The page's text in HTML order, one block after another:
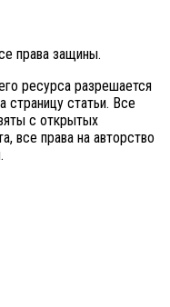
права защины.
ресурса разрешается
страницу статьи. Все
с открытых
все права на авторство